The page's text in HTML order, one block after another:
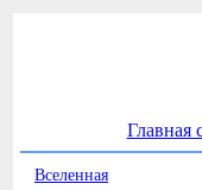
Главная
Вселенная